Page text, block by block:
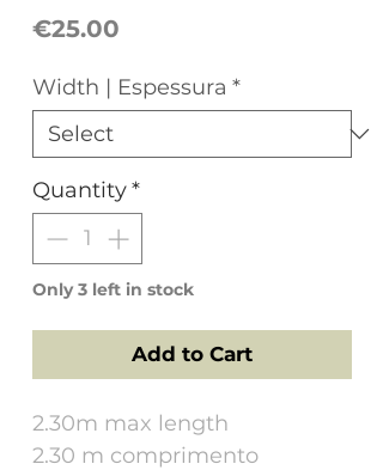
€25.00
Width | Espessura *
Quantity*
Only 3 left in stock
Add to Cart
2.30m max length
2.30 m comprimento